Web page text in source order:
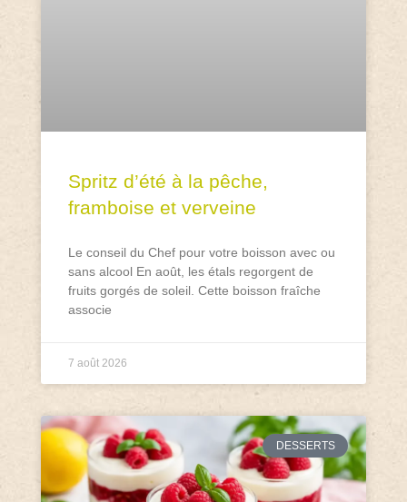
Spritz d’été à la pêche,
framboise et verveine
Le conseil du Chef pour votre boisson avec ou
sans alcool En août, les étals regorgent de
fruits gorgés de soleil. Cette boisson fraîche
associe
7 août 2026
DESSERTS